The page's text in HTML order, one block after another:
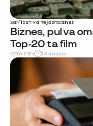
Sarflash va tejashbiznes
Biznes, pul va
Top-20 ta film
07.10.2024 10 daqiqa